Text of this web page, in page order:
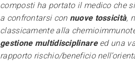
composti ha portato il medico che
a confrontarsi con nuove tossicità,
classicamente alla
gestione multidisciplinareed una
rapporto rischio/beneficio